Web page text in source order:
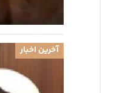
آخرین اخبار